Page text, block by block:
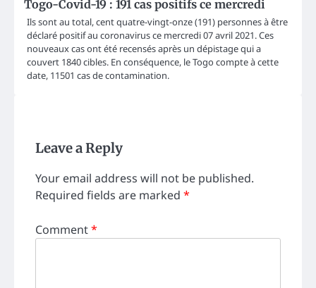
Togo-Covid-19 : 191 cas positifs ce mercredi
Ils sont au total, cent quatre-vingt-onze (191) personnes à être
déclaré positif au coronavirus ce mercredi 07 avril 2021. Ces
nouveaux cas ont été recensés après un dépistage qui a
couvert 1840 cibles. En conséquence, le Togo compte à cette
date, 11501 cas de contamination.
Leave a Reply
Your email address will not be published.
Required fields are marked *
Comment*